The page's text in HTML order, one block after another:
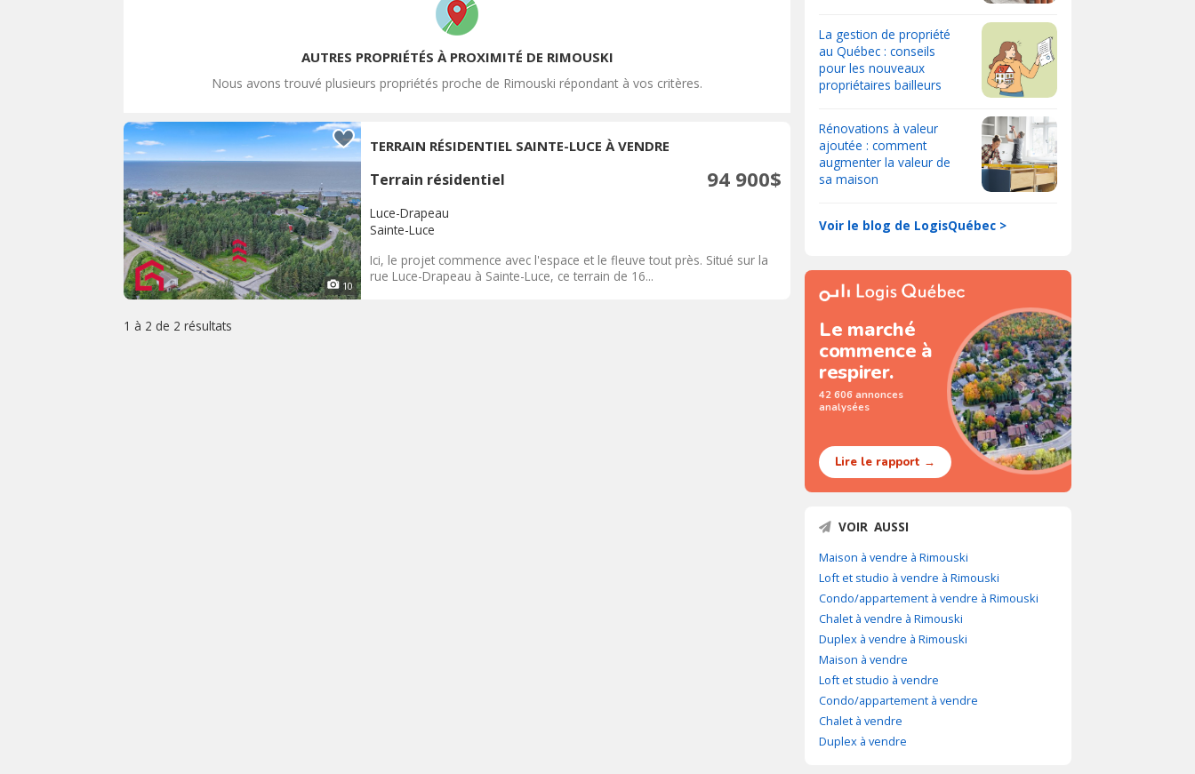
AUTRES PROPRIÉTÉS À PROXIMITÉ DE RIMOUSKI
Nous avons trouvé plusieurs propriétés proche de Rimouski répondant à vos critères.
10
TERRAIN RÉSIDENTIEL SAINTE-LUCE À VENDRE
Terrain résidentiel 94 900$
Luce-Drapeau
Sainte-Luce
Ici, le projet commence avec l'espace et le fleuve tout près. Situé sur la
rue Luce-Drapeau à Sainte-Luce, ce terrain de 16...
1 à 2 de 2 résultats
La gestion de propriété
au Québec : conseils
pour les nouveaux
propriétaires bailleurs
Rénovations à valeur
ajoutée : comment
augmenter la valeur de
sa maison
Voir le blog de LogisQuébec >
Le marché
commence à
respirer.
42 606 annonces
analysées
Lire le rapport →
VOIR AUSSI
Maison à vendre à Rimouski
Loft et studio à vendre à Rimouski
Condo/appartement à vendre à Rimouski
Chalet à vendre à Rimouski
Duplex à vendre à Rimouski
Maison à vendre
Loft et studio à vendre
Condo/appartement à vendre
Chalet à vendre
Duplex à vendre